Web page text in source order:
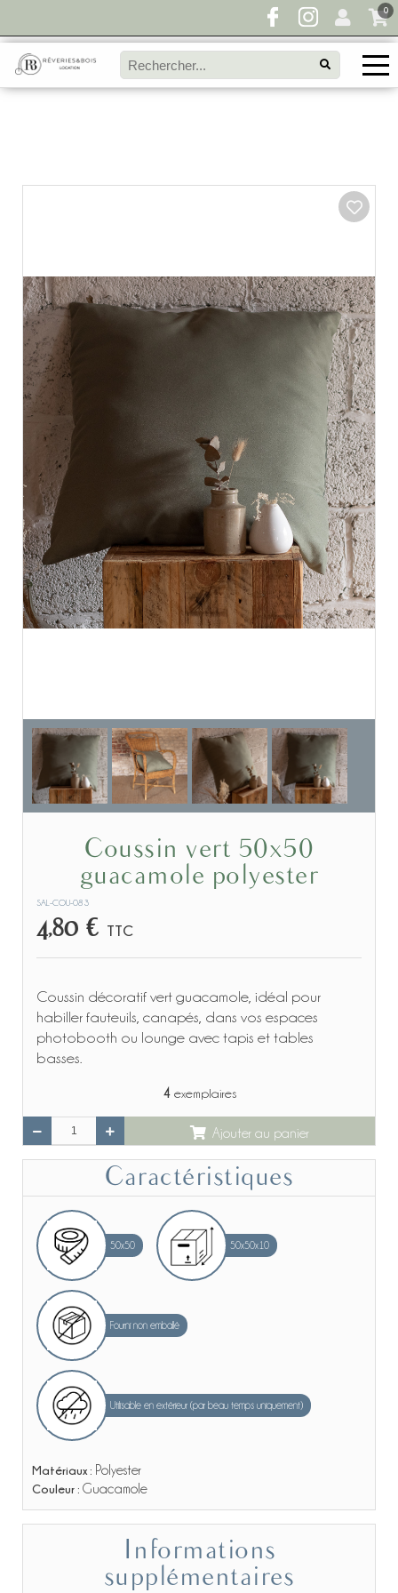
0
Pour toute demande de disponibilité, remplissez
Coussin vert 50x50
guacamole polyester
SAL-COU-083
4,80 € TTC
Coussin décoratif vert guacamole, idéal pour
habiller fauteuils, canapés, dans vos espaces
photobooth ou lounge avec tapis et tables
basses.
4exemplaires
Ajouter au panier
Caractéristiques
50x50 50x50x10
Fourni non emballé
Utilisable en extérieur (par beau temps uniquement)
Matériaux : Polyester
Couleur : Guacamole
supplémentaires